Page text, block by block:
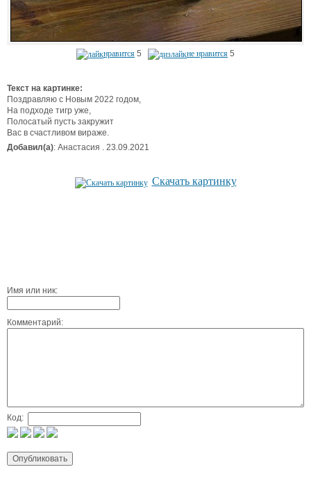
нравится 5 не нравится 5
Текст на картинке:
Поздравляю с Новым 2022 годом,
На подходе тигр уже,
Полосатый пусть закружит
Вас в счастливом вираже.
Добавил(а): Анастасия . 23.09.2021
Скачать картинку
Имя или ник:
Комментарий:
Код: